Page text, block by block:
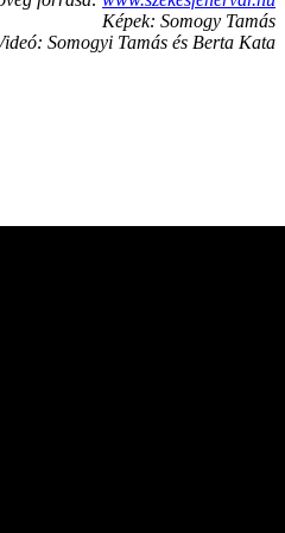
Képek: Somogy Tamás
Somogyi Tamás és Berta Kata